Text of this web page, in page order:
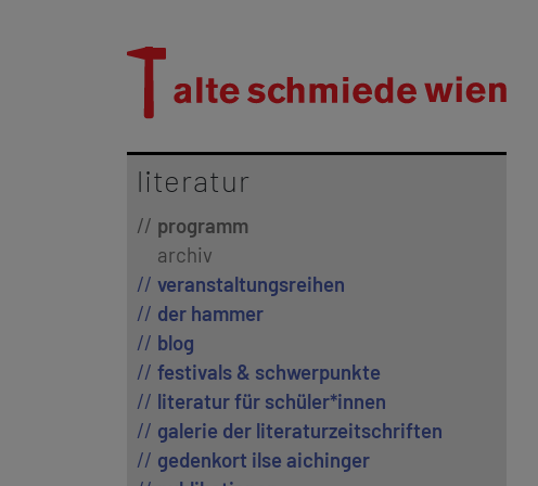
literatur
programm
archiv
veranstaltungsreihen
der hammer
blog
festivals & schwerpunkte
literatur für schüler*innen
galerie der literaturzeitschriften
gedenkort ilse aichinger